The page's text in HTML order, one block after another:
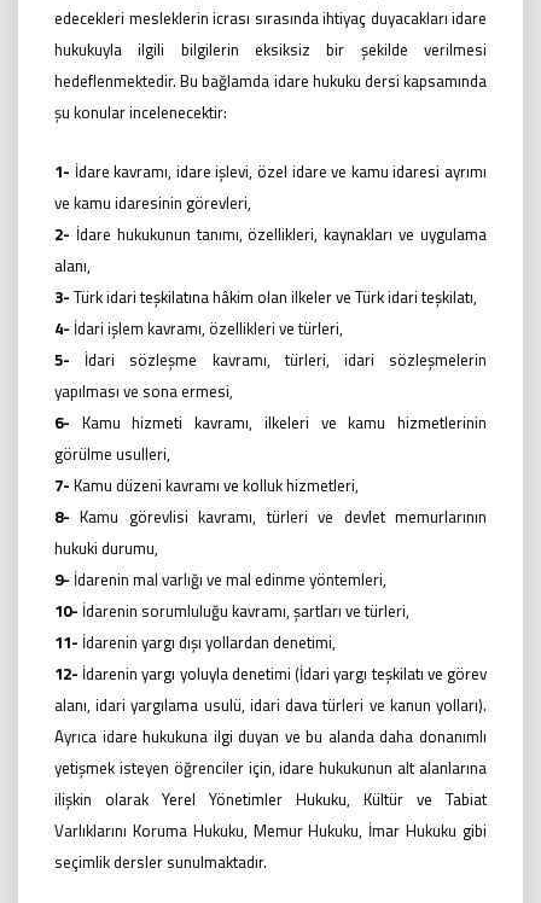
edecekleri mesleklerin icrası sırasında ihtiyaç duyacakları idare
hukukuyla ilgili bilgilerin eksiksiz bir şekilde verilmesi
hedeflenmektedir.Bu bağlamda idare hukuku dersi kapsamında
şu konular incelenecektir:
1- İdare kavramı, idare işlevi, özel idare ve kamu idaresi ayrımı
ve kamu idaresinin görevleri,
2- İdare hukukunun tanımı, özellikleri, kaynakları ve uygulama
alanı,
3- Türk idari teşkilatına hâkim olan ilkeler ve Türk idari teşkilatı,
4- İdari işlem kavramı, özellikleri ve türleri,
5- İdari sözleşme kavramı, türleri, idari sözleşmelerin
yapılması ve sona ermesi,
6- Kamu hizmeti kavramı, ilkeleri ve kamu hizmetlerinin
görülme usulleri,
7- Kamu düzeni kavramı ve kolluk hizmetleri,
8- Kamu görevlisi kavramı, türleri ve devlet memurlarının
hukuki durumu,
9- İdarenin mal varlığı ve mal edinme yöntemleri,
10- İdarenin sorumluluğu kavramı, şartları ve türleri,
11- İdarenin yargı dışı yollardan denetimi,
12- İdarenin yargı yoluyla denetimi (İdari yargı teşkilatı ve görev
alanı, idari yargılama usulü, idari dava türleri ve kanun yolları).
Ayrıca idare hukukuna ilgi duyan ve bu alanda daha donanımlı
yetişmek isteyen öğrenciler için, idare hukukunun alt alanlarına
ilişkin olarak Yerel Yönetimler Hukuku, Kültür ve Tabiat
Varlıklarını Koruma Hukuku, Memur Hukuku, İmar Hukuku gibi
seçimlik dersler sunulmaktadır.